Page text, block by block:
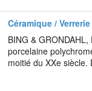
Céramique / Verrerie
BING &
porcelaine
moitié du XXe siècle.